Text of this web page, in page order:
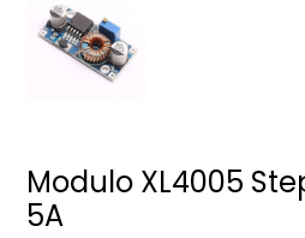
Modulo XL4005
5A